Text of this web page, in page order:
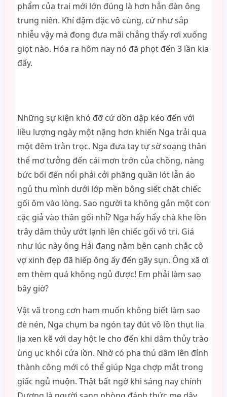
phẩm của trai mới lớn đúng là hơn hẳn đàn ông
trung niên. Khí đậm đặc vô cùng, cứ như sắp
nhiễu vậy mà đong đưa mãi chẳng thấy rơi xuống
giọt nào. Hóa ra hôm nay nó đã phọt đến 3 lần kia
đấy.
Những sự kiện khó đỡ cứ dồn dập kéo đến với
liều lượng ngày một nặng hơn khiến Nga trải qua
một đêm trằn trọc. Nga đưa tay tự sờ soạng thân
thể mơ tưởng đến cái mơn trớn của chồng, nàng
bức bối đến nổi phải cởi phăng quần lót lẫn áo
ngủ thu mình dưới lớp mền bông siết chặt chiếc
gối ôm vào lòng. Sao người ta không gắn một con
cặc giả vào thân gối nhỉ? Nga hẩy hẩy chà khe lồn
trây dâm thủy ướt lạnh lên chiếc gối vô tri. Giá
như lúc này ông Hải đang nằm bên cạnh chắc cô
vợ xinh đẹp đã hiếp ông ấy đến gãy sụn. Ông xã ơi
em thèm quá không ngủ được! Em phải làm sao
bây giờ?
Vật vã trong cơn ham muốn không biết làm sao
đè nén, Nga chụm ba ngón tay đút vô lồn thụt lia
lịa xen kẽ với day hột le cho đến khi dâm thủy trào
ùng ục khỏi cửa lồn. Nhờ có pha thủ dâm lên đỉnh
thành công mới có thể giúp Nga chợp mắt trong
giấc ngủ muộn. Thật bất ngờ khi sáng nay chính